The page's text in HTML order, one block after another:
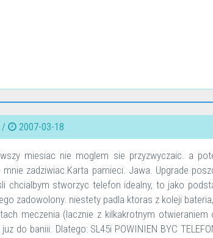
/ 2007-03-18
miesiac nie moglem sie przyzwyczaic. a
mnie zadziwiac.Karta pamieci. Jawa. Upgrade
chcialbym stworzyc telefon idealny, to jako
zadowolony. niestety padla ktoras z koleji
meczenia (lacznie z kilkakrotnym
do baniii. Dlatego: SL45i POWINIEN BYC